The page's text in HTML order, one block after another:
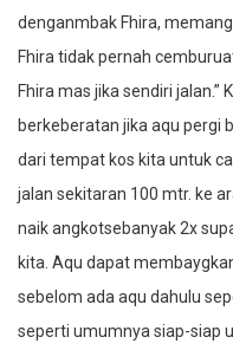
denganmbak Fhira,
Fhira tidak pernah
Fhira mas jika sendiri
berkeberatan jika aqu pergi
dari tempat kos kita untuk
jalan sekitaran 100 mtr. ke
naik angkotsebanyak 2x
kita. Aqu dapat
sebelom ada aqu dahulu
seperti umumnya siap-siap